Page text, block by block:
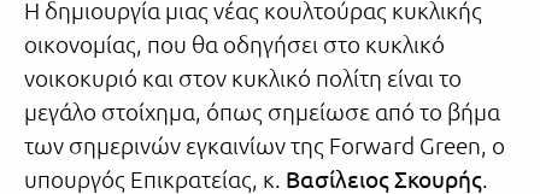
Η δημιουργία μιας νέας κουλτούρας κυκλικής
οικονομίας, που θα οδηγήσει στο κυκλικό
νοικοκυριό και στον κυκλικό πολίτη είναι το
μεγάλο στοίχημα, όπως σημείωσε από το βήμα
των σημερινών εγκαινίων της Forward Green, ο
υπουργός Επικρατείας, κ. Βασίλειος Σκουρής.